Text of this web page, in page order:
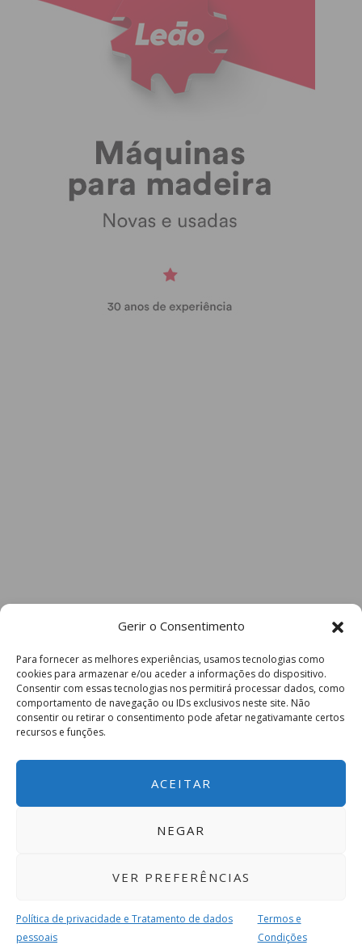
Gerir o Consentimento
Para fornecer as melhores experiências, usamos tecnologias como
cookies para armazenar e/ou aceder a informações do dispositivo.
Consentir com essas tecnologias nos permitirá processar dados, como
comportamento de navegação ou IDs exclusivos neste site. Não
consentir ou retirar o consentimento pode afetar negativamante certos
recursos e funções.
ACEITAR
NEGAR
VER PREFERÊNCIAS
Política de privacidade e Tratamento de dados
pessoais
Termos e
Condições